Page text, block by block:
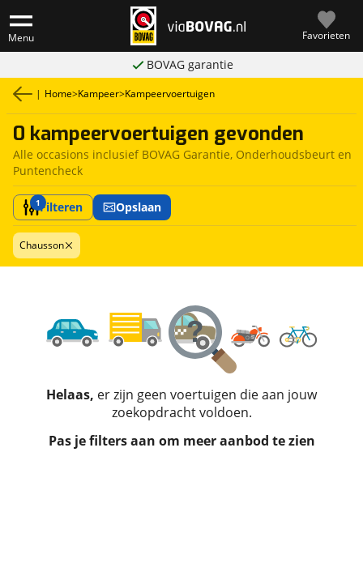
Menu Favorieten
BOVAG garantie
| Home>Kampeer>Kampeervoertuigen
0 kampeervoertuigen gevonden
Alle occasions inclusief BOVAG Garantie, Onderhoudsbeurt en
Puntencheck
1Filteren Opslaan
Chausson
Helaas, er zijn geen voertuigen die aan jouw
zoekopdracht voldoen.
Pas je filters aan om meer aanbod te zien